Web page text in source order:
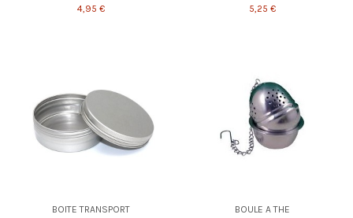
4,95 €
5,25 €
BOITE TRANSPORT
BOULE A THE